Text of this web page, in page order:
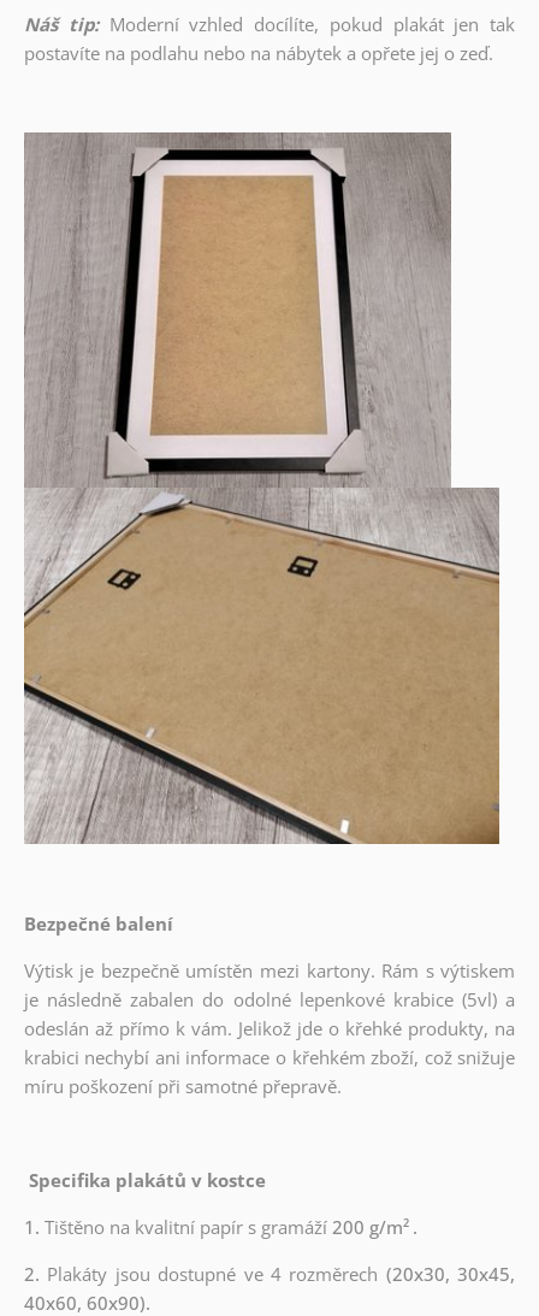
Náš tip: Moderní vzhled docílíte, pokud plakát jen tak
postavíte na podlahu nebo na nábytek a opřete jej o zeď.
Bezpečné balení
Výtisk je bezpečně umístěn mezi kartony. Rám s výtiskem
je následně zabalen do odolné lepenkové krabice (5vl) a
odeslán až přímo k vám. Jelikož jde o křehké produkty, na
krabici nechybí ani informace o křehkém zboží, což snižuje
míru poškození při samotné přepravě.
Specifika plakátů v kostce
1. Tištěno na kvalitní papír s gramáží200 g/m² .
2. Plakáty jsou dostupné ve 4 rozměrech (20x30, 30x45,
40x60, 60x90).